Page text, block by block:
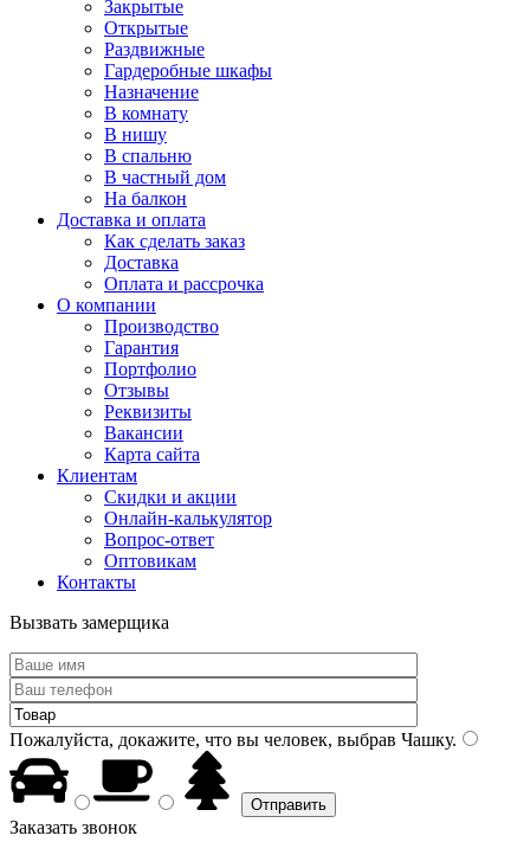
Закрытые
Открытые
Раздвижные
Гардеробные шкафы
Назначение
В комнату
В нишу
В спальню
В частный дом
На балкон
Доставка и оплата
Как сделать заказ
Доставка
Оплата и рассрочка
О компании
Производство
Гарантия
Портфолио
Отзывы
Реквизиты
Вакансии
Карта сайта
Клиентам
Скидки и акции
Онлайн-калькулятор
Вопрос-ответ
Оптовикам
Контакты
Вызвать замерщика
Пожалуйста, докажите, что вы человек, выбрав Чашку.
Заказать звонок